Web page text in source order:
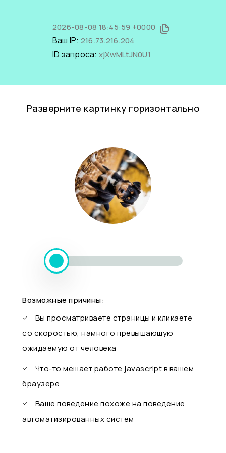
2026-08-08 18:45:59 +0000
Ваш IP: 216.73.216.204
ID запроса: xjXwMLtJN0U1
Разверните картинку горизонтально
Возможные причины:
Вы просматриваете страницы и кликаете
со скоростью, намного превышающую
ожидаемую от человека
Что-то мешает работе javascript в вашем
браузере
Ваше поведение похоже на поведение
автоматизированных систем